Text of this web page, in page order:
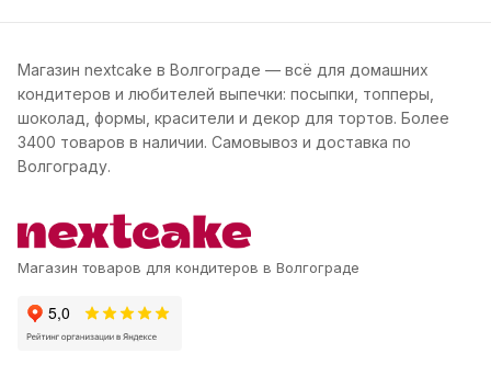
Магазин nextcake в Волгограде — всё для домашних
кондитеров и любителей выпечки: посыпки, топперы,
шоколад, формы, красители и декор для тортов. Более
3400 товаров в наличии. Самовывоз и доставка по
Волгограду.
Магазин товаров для кондитеров в Волгограде